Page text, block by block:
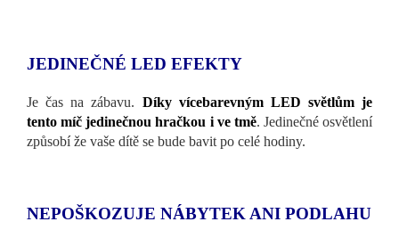
JEDINEČNÉ LED EFEKTY
Je čas na zábavu. Díky vícebarevným LED světlům je
tento míč jedinečnou hračkou i ve tmě. Jedinečné osvětlení
způsobí že vaše dítě se bude bavit po celé hodiny.
NEPOŠKOZUJE NÁBYTEK ANI PODLAHU